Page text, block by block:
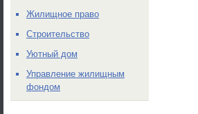
Жилищное право
Строительство
Уютный дом
Управление жилищным
фондом